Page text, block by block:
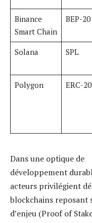
tokens. Ainsi, intégrer
reconnu et une
à la cible est gage de
pérennité.
Concevoir un
efficace :
standards et
économiques